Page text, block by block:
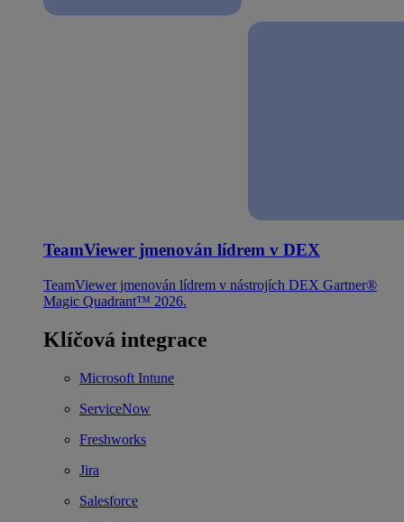
TeamViewer jmenován lídrem v DEX
TeamViewer jmenován lídrem v nástrojích DEX Gartner®
Magic Quadrant™ 2026.
Klíčová integrace
Microsoft Intune
ServiceNow
Freshworks
Jira
Salesforce